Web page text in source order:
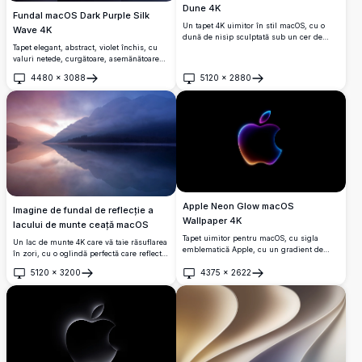
Fundal macOS Dark Purple Silk
Wave 4K
Tapet elegant, abstract, violet închis, cu
valuri netede, curgătoare, asemănătoare
4480 × 3088
Deschide
Dune 4K
Un tapet 4K uimitor în stil macOS, cu o
dună de nisip sculptată sub un cer de
5120 × 2880
Deschide
Imagine de fundal de reflecție a
lacului de munte ceață macOS
Un lac de munte 4K care vă taie răsuflarea
în zori, cu o oglindă perfectă care reflectă
roz-albastru moale.
5120 × 3200
Deschide
Apple Neon Glow macOS
Wallpaper 4K
Tapet uimitor pentru macOS, cu sigla
emblematică Apple, cu un gradient de
și portocaliu pe un fundal negru elegant.
4375 × 2622
Deschide